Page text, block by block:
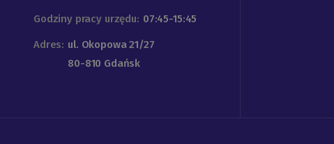
Godziny pracy urzędu: 07:45-15:45
Adres: ul. Okopowa 21/27
80-810 Gdańsk